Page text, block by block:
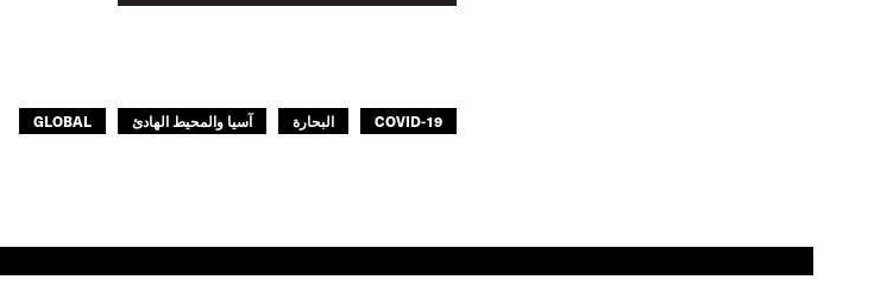
COVID-19 البحارة آسيا والمحيط الهادئ GLOBAL